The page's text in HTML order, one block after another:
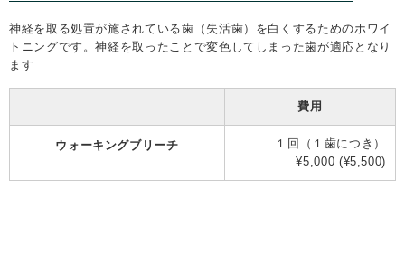
神経を取る処置が施されている歯（失活歯）を白くするためのホワイ
トニングです。神経を取ったことで変色してしまった歯が適応となり
ます
費用
ウォーキングブリーチ
１回（１歯につき）
¥5,000 (¥5,500)